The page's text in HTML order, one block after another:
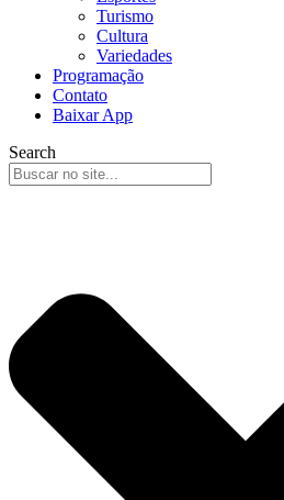
Turismo
Cultura
Variedades
Programação
Contato
Baixar App
Search